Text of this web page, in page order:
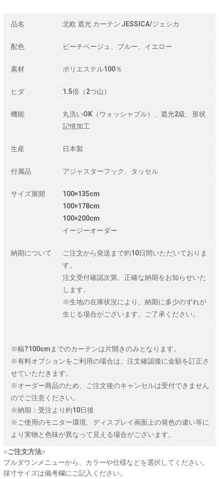
品名 北欧 遮光 カーテン JESSICA/ジェシカ
配色 ピーチベージュ、ブルー、イエロー
素材 ポリエステル100％
ヒダ 1.5倍（2つ山）
機能
丸洗いOK（ウォッシャブル）、遮光2級、形状
記憶加工
生産 日本製
付属品 アジャスターフック、タッセル
サイズ展開
100×135cm
100×178cm
100×200cm
イージーオーダー
納期について
ご注文から発送まで約10日間いただいておりま
す。
注文受付確認次第、正確な納期をお知らせいた
します。
※生地の在庫状況により、納期に多少のずれが
生じる場合がございます。ご了承ください。
※幅?100cmまでのカーテンは片開きのみとなります。
※有料オプションをご利用の場合は、注文確認後に金額を訂正さ
せていただきます。
※オーダー商品のため、ご注文後のキャンセルは受付できません
のでご注意ください。
※納期：受注より約10日後
※ご使用のモニター環境、ディスプレイ画面上の発色の違い等に
より実物と色味が異なって見える場合がございます。
○ご注文方法○
プルダウンメニューから、カラーや仕様などを選択してください。
採寸サイズは備考欄にご記入ください。